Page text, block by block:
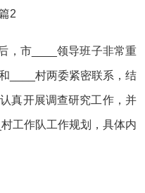
2
，市____领导班子非常重
____村两委紧密联系，结
真开展调查研究工作，并
工作队工作规划，具体内